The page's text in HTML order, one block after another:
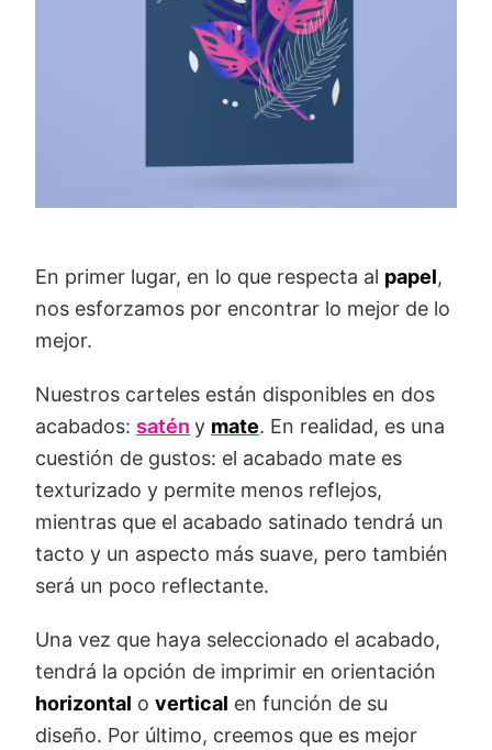
En primer lugar, en lo que respecta al papel,
nos esforzamos por encontrar lo mejor de lo
mejor.
Nuestros carteles están disponibles en dos
acabados: satén y mate. En realidad, es una
cuestión de gustos: el acabado mate es
texturizado y permite menos reflejos,
mientras que el acabado satinado tendrá un
tacto y un aspecto más suave, pero también
será un poco reflectante.
Una vez que haya seleccionado el acabado,
tendrá la opción de imprimir en orientación
horizontal o vertical en función de su
diseño. Por último, creemos que es mejor